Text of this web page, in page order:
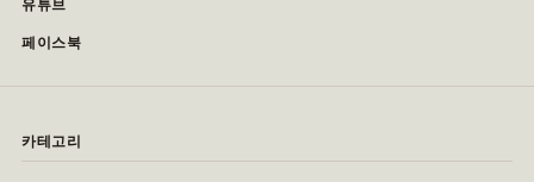
유튜브
페이스북
카테고리